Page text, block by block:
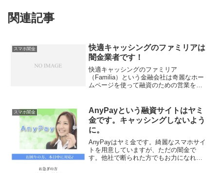
関連記事
スマホ闇金
快適キャッシングのファミリアは
闇金業者です！
快適キャッシングのファミリア
（Familia）という金融会社は奇麗なホー
ムページを使って融資のための営業を行
一律金利で100万円迄本日融資可能！なん
て書いていますが...
スマホ闇金
AnyPayという融資サイトはヤミ
金です。キャッシングしないよう
に。
AnyPayはヤミ金です。綺麗なスマホサイ
トを用意していますが、ただの闇金で
す。他社で断られた方でもお力になれま